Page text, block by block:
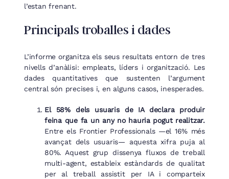
l’estan frenant.
Principals troballes i dades
L’informe organitza els seus resultats entorn de tres
nivells d’anàlisi: empleats, líders i organització. Les
dades quantitatives que sustenten l’argument
central són precises i, en alguns casos, inesperades.
El 58% dels usuaris de IA declara produir
feina que fa un any no hauria pogut realitzar.
Entre els Frontier Professionals —el 16% més
avançat dels usuaris— aquesta xifra puja al
80%. Aquest grup dissenya fluxos de treball
multi-agent, estableix estàndards de qualitat
per al treball assistit per IA i comparteix